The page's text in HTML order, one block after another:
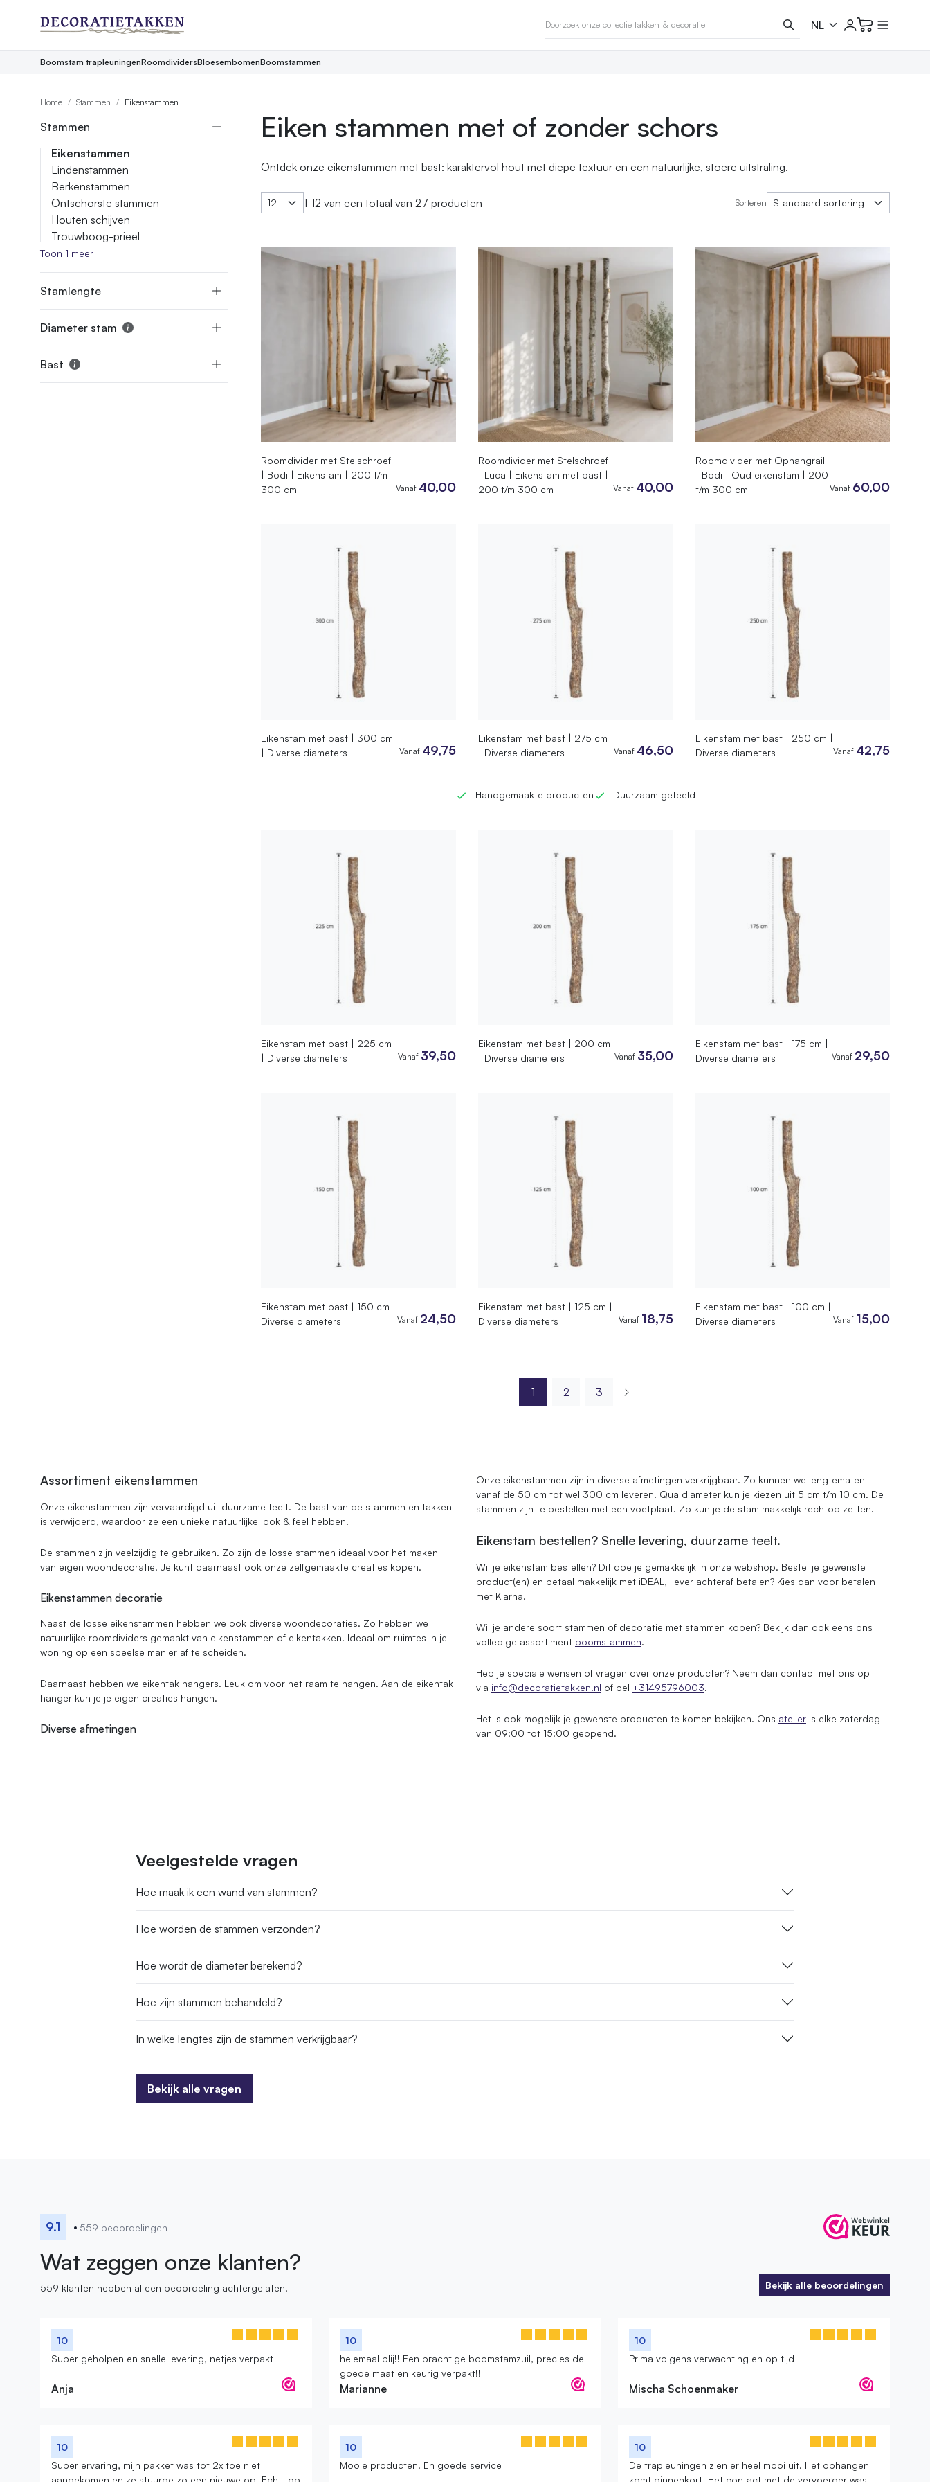
Boomstam trapleuningenRoomdividersBloesembomenBoomstammen
Home Stammen Eikenstammen
Stammen
Eikenstammen
Lindenstammen
Berkenstammen
Ontschorste stammen
Houten schijven
Trouwboog-prieel
Toon 1 meer
Stamlengte
Diameter stam
Bast
Eiken stammen met of zonder schors
Ontdek onze eikenstammen met bast: karaktervol hout met diepe textuur en een natuurlijke, stoere uitstraling.
1-12 van een totaal van 27 producten Sorteren
Roomdivider met Stelschroef
| Bodi | Eikenstam | 200 t/m
300 cm
Vanaf 40,00
Roomdivider met Stelschroef
| Luca | Eikenstam met bast |
200 t/m 300 cm
Vanaf 40,00
Roomdivider met Ophangrail
| Bodi | Oud eikenstam | 200
t/m 300 cm
Vanaf 60,00
Eikenstam met bast | 300 cm
| Diverse diameters
Vanaf 49,75
Eikenstam met bast | 275 cm
| Diverse diameters
Vanaf 46,50
Eikenstam met bast | 250 cm |
Diverse diameters
Vanaf 42,75
Handgemaakte producten Duurzaam geteeld
Eikenstam met bast | 225 cm
| Diverse diameters
Vanaf 39,50
Eikenstam met bast | 200 cm
| Diverse diameters
Vanaf 35,00
Eikenstam met bast | 175 cm |
Diverse diameters
Vanaf 29,50
Eikenstam met bast | 150 cm |
Diverse diameters
Vanaf 24,50
Eikenstam met bast | 125 cm |
Diverse diameters
Vanaf 18,75
Eikenstam met bast | 100 cm |
Diverse diameters
Vanaf 15,00
1 2 3
Assortiment eikenstammen
Onze eikenstammen zijn vervaardigd uit duurzame teelt. De bast van de stammen en takken
is verwijderd, waardoor ze een unieke natuurlijke look & feel hebben.
De stammen zijn veelzijdig te gebruiken. Zo zijn de losse stammen ideaal voor het maken
van eigen woondecoratie. Je kunt daarnaast ook onze zelfgemaakte creaties kopen.
Eikenstammen decoratie
Naast de losse eikenstammen hebben we ook diverse woondecoraties. Zo hebben we
natuurlijke roomdividers gemaakt van eikenstammen of eikentakken. Ideaal om ruimtes in je
woning op een speelse manier af te scheiden.
Daarnaast hebben we eikentak hangers. Leuk om voor het raam te hangen. Aan de eikentak
hanger kun je je eigen creaties hangen.
Diverse afmetingen
Onze eikenstammen zijn in diverse afmetingen verkrijgbaar. Zo kunnen we lengtematen
vanaf de 50 cm tot wel 300 cm leveren. Qua diameter kun je kiezen uit 5 cm t/m 10 cm. De
stammen zijn te bestellen met een voetplaat. Zo kun je de stam makkelijk rechtop zetten.
Eikenstam bestellen? Snelle levering, duurzame teelt.
Wil je eikenstam bestellen? Dit doe je gemakkelijk in onze webshop. Bestel je gewenste
product(en) en betaal makkelijk met iDEAL, liever achteraf betalen? Kies dan voor betalen
met Klarna.
Wil je andere soort stammen of decoratie met stammen kopen? Bekijk dan ook eens ons
volledige assortiment boomstammen.
Heb je speciale wensen of vragen over onze producten? Neem dan contact met ons op
via info@decoratietakken.nl of bel +31495796003.
Het is ook mogelijk je gewenste producten te komen bekijken. Ons atelieris elke zaterdag
van 09:00 tot 15:00 geopend.
Veelgestelde vragen
Hoe maak ik een wand van stammen?
Hoe worden de stammen verzonden?
Hoe wordt de diameter berekend?
Hoe zijn stammen behandeld?
In welke lengtes zijn de stammen verkrijgbaar?
Bekijk alle vragen
Bekijk alle vragen
9.1 559 beoordelingen
Wat zeggen onze klanten?
559 klanten hebben al een beoordeling achtergelaten!
Bekijk alle beoordelingen
Bekijk alle beoordelingen
10
Super geholpen en snelle levering, netjes verpakt
Anja
10
helemaal blij!! Een prachtige boomstamzuil, precies de
goede maat en keurig verpakt!!
Marianne
10
Prima volgens verwachting en op tijd
Mischa Schoenmaker
10
Super ervaring, mijn pakket was tot 2x toe niet
10
Mooie producten! En goede service
10
De trapleuningen zien er heel mooi uit. Het ophangen